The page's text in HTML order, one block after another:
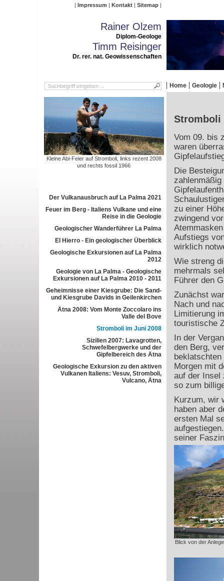
Impressum Kontakt Sitemap
Rainer Olzem
Diplom-Geologe
Timm Reisinger
Dr. rer. nat. Geowissenschaften
Home Geologie
Kleine Abi-Feier auf Stromboli, links rezent 2008
und rechts fossil 1966
Der Vulkanausbruch auf La Palma 2021
Feuer im Berg - Italiens Vulkane und eine
Reise in die Geologie
Geologischer Wanderführer La Palma
El Hierro - Ein geologischer Überblick
Geologische Exkursionen auf La Palma
2012
Geologie von La Palma - Geologische
Exkursionen auf La Palma 2010 - 2011
Geheimnisse einer Kiesgrube: Die Sand-
und Kiesgrube Davids in Geilenkirchen
Ätna 2008: Vom Monte Zoccolaro ins
Valle del Bove
Stromboli im Juni 2008
Sizilien 2007: Lavagrotten,
Schwefelbergwerke und der
Gipfelbereich des Ätna
Geologische Exkursion zu den aktiven
Vulkanen Italiens: Vesuv, Stromboli,
Vulcano, Ätna
Stromboli
Vom 09. bis
waren
Die
zu einer
zwingend
Aufstiegs
wirklich
Wie streng
mehrmals
Führer den
Zunächst
Nach und
Limitierung
touristische
In der
den Berg,
beklatschten
Morgen mit
auf der Insel
so zum
Kurzum, wir
haben aber
ersten Mal
seiner
Blick von der